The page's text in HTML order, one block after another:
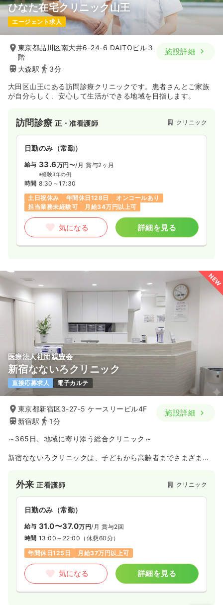
ひなた在宅クリニック山王
エージェント求人
東京都品川区南大井6-24-6 DAITOビル３
階
大森駅
3分
施設詳細
大田区山王にある訪問診療クリニックです。患者さんとご家族
が自分らしく、安心して生活ができる地域を目指します。
訪問診療正・准看護師 クリニック
日勤のみ（常勤）
給与 33.6万円〜/月 賞与2ヶ月
※経験3年の例
時間 8:30～17:30
土日祝休み
年間休日128日
オンコールあり
担当業務未経験可
月給34万円以上可
気になる 詳細を見る
NEW
医療法人社団親豊会
新宿なないろクリニック
直接応募求人 電子カルテ
東京都新宿区3-27-5 ケースリービル4F
新宿駅
1分
施設詳細
～365日、地域に寄り添う総合クリニック～
新宿なないろクリニックは、子どもから高齢者までさまざまな
できる」「休日でも相談できる」安心を地域に提供していま
す。
保険診療だけでなく、自費診療・予防医療にも取り組み、一人
ひとりのライフスタイルや価値観に寄り添った医療を大切にし
ています。
外来正看護師 クリニック
日勤のみ（常勤）
給与 31.0〜37.0万円/月 賞与2回
時間 13:00～22:00 （休憩60分）
年間休日125日
月給37万円以上可
気になる 詳細を見る